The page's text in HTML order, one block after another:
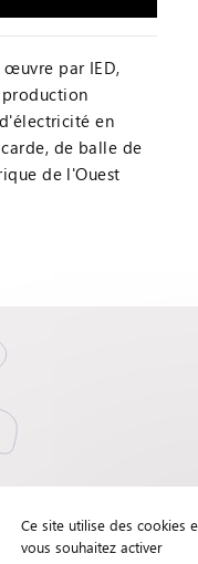
œuvre par IED,
en
de balle de
de l'Ouest
Ce site utilise des cookies
vous souhaitez activer